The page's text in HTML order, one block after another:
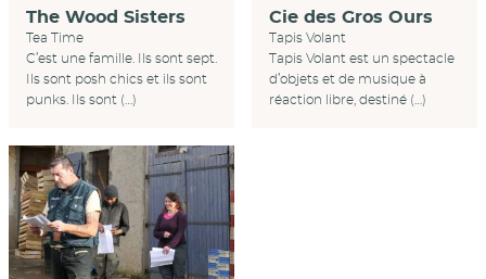
The Wood Sisters
Tea Time
C’est une famille. Ils sont sept.
Ils sont posh chics et ils sont
punks. Ils sont (…)
Cie des Gros Ours
Tapis Volant
Tapis Volant est un spectacle
d’objets et de musique à
réaction libre, destiné (…)